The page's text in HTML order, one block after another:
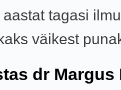
tagasi
väikest
dr Margus